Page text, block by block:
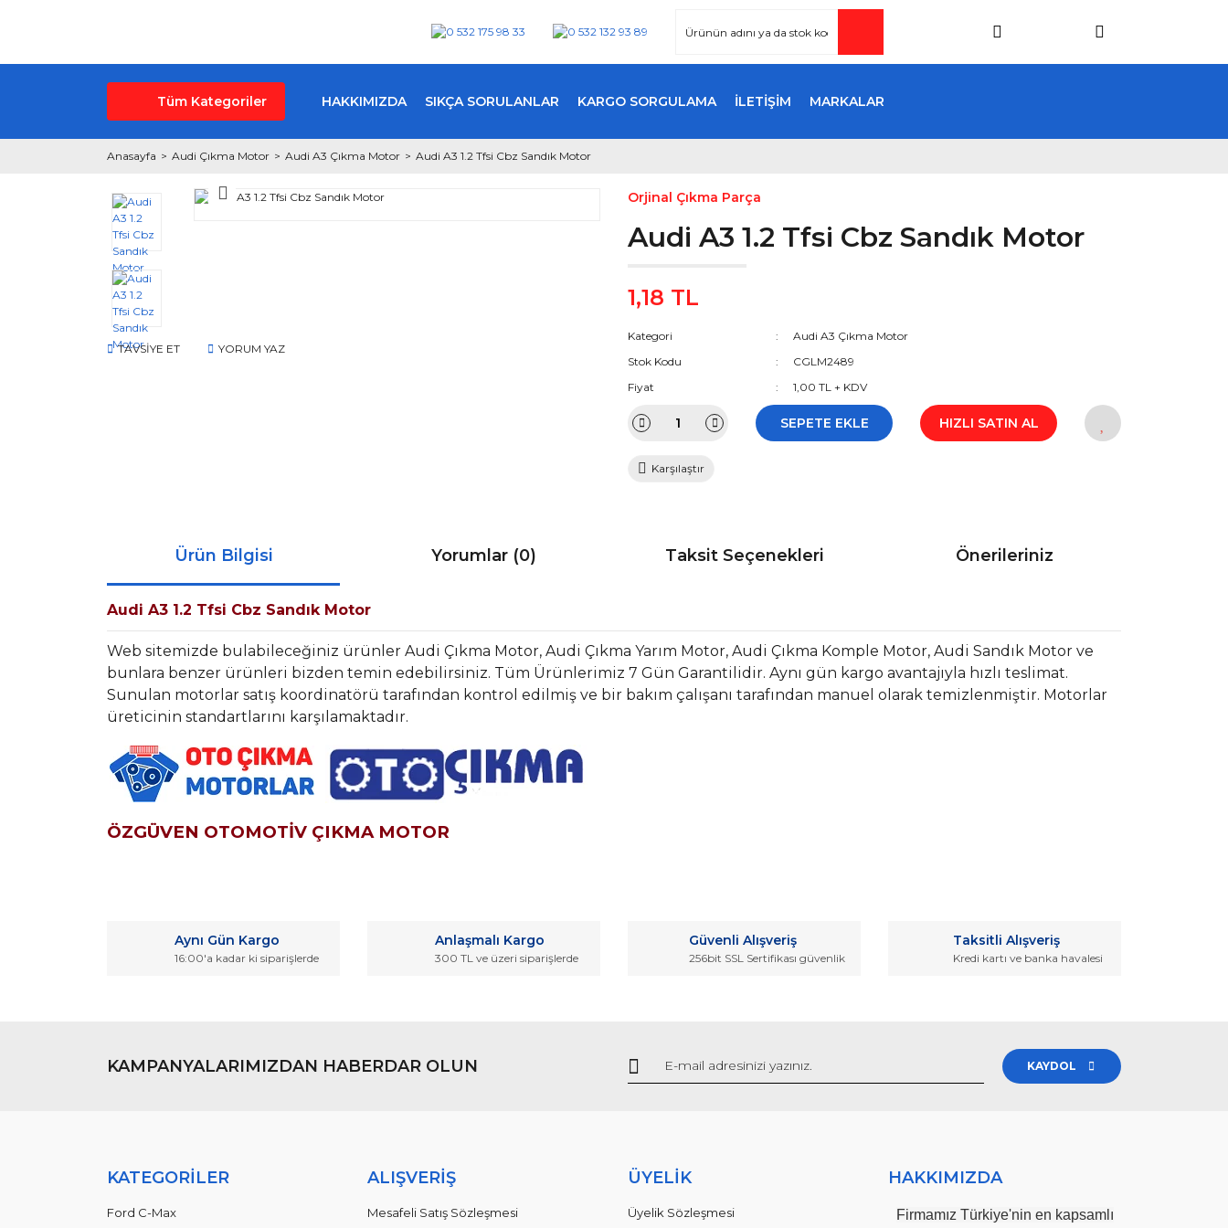
Tüm Kategoriler HAKKIMIZDA SIKÇA SORULANLAR KARGO SORGULAMA İLETİŞİM MARKALAR
Anasayfa Audi Çıkma Motor Audi A3 Çıkma Motor Audi A3 1.2 Tfsi Cbz Sandık Motor
TAVSİYE ET YORUM YAZ
Orjinal Çıkma Parça
Audi A3 1.2 Tfsi Cbz Sandık Motor
1,18 TL
Kategori
Audi A3 Çıkma Motor
Stok Kodu
CGLM2489
Fiyat
1,00 TL + KDV
SEPETE EKLE HIZLI SATIN AL
Karşılaştır
Ürün Bilgisi Yorumlar (0) Taksit Seçenekleri Önerileriniz
Audi A3 1.2 Tfsi Cbz Sandık Motor
Web sitemizde bulabileceğiniz ürünler Audi Çıkma Motor, Audi Çıkma Yarım Motor, Audi Çıkma Komple Motor, Audi Sandık Motor ve
bunlara benzer ürünleri bizden temin edebilirsiniz. Tüm Ürünlerimiz 7 Gün Garantilidir. Aynı gün kargo avantajıyla hızlı teslimat.
Sunulan motorlar satış koordinatörü tarafından kontrol edilmiş ve bir bakım çalışanı tarafından manuel olarak temizlenmiştir. Motorlar
üreticinin standartlarını karşılamaktadır.
ÖZGÜVEN OTOMOTİV ÇIKMA MOTOR
Ürün resmi kalitesiz, bozuk veya görüntülenemiyor.
Gönder
Aynı Gün Kargo
16:00'a kadar ki siparişlerde
Anlaşmalı Kargo
300 TL ve üzeri siparişlerde
Güvenli Alışveriş
256bit SSL Sertifikası güvenlik
Taksitli Alışveriş
Kredi kartı ve banka havalesi
KAMPANYALARIMIZDAN HABERDAR OLUN KAYDOL
KATEGORİLER
Ford C-Max
ALIŞVERİŞ
Mesafeli Satış Sözleşmesi
ÜYELİK
Üyelik Sözleşmesi
HAKKIMIZDA
Firmamız Türkiye'nin en kapsamlı